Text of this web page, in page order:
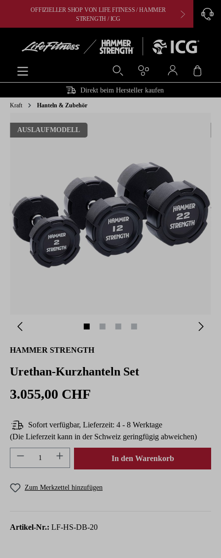
springenOFFIZIELLER SHOP VON LIFE FITNESS / HAMMER
STRENGTH / ICG
Direkt beim Hersteller kaufen
Kraft Hanteln & Zubehör
AUSLAUFMODELL
HAMMER STRENGTH
Urethan-Kurzhanteln Set
3.055,00 CHF
Sofort verfügbar, Lieferzeit: 4 - 8 Werktage
(Die Lieferzeit kann in der Schweiz geringfügig abweichen)
Produkt Anzahl: Gib den gewünschten Wert
In den Warenkorb
Zum Merkzettel hinzufügen
Artikel-Nr.: LF-HS-DB-20